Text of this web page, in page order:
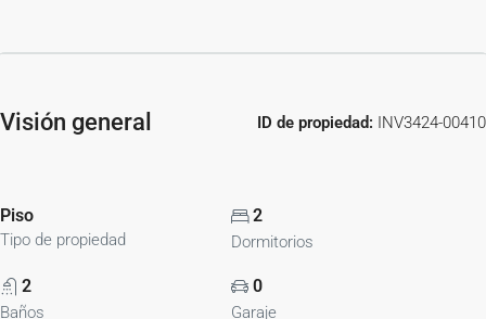
Visión general ID de propiedad: INV3424-00410
Piso
Tipo de propiedad
2
Dormitorios
2
Baños
0
Garaje